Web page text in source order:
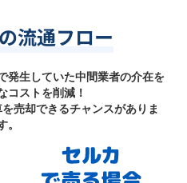
流通フロー
発生していた中間業者の介在を
コストを削減！
売却できるチャンスがありま
。